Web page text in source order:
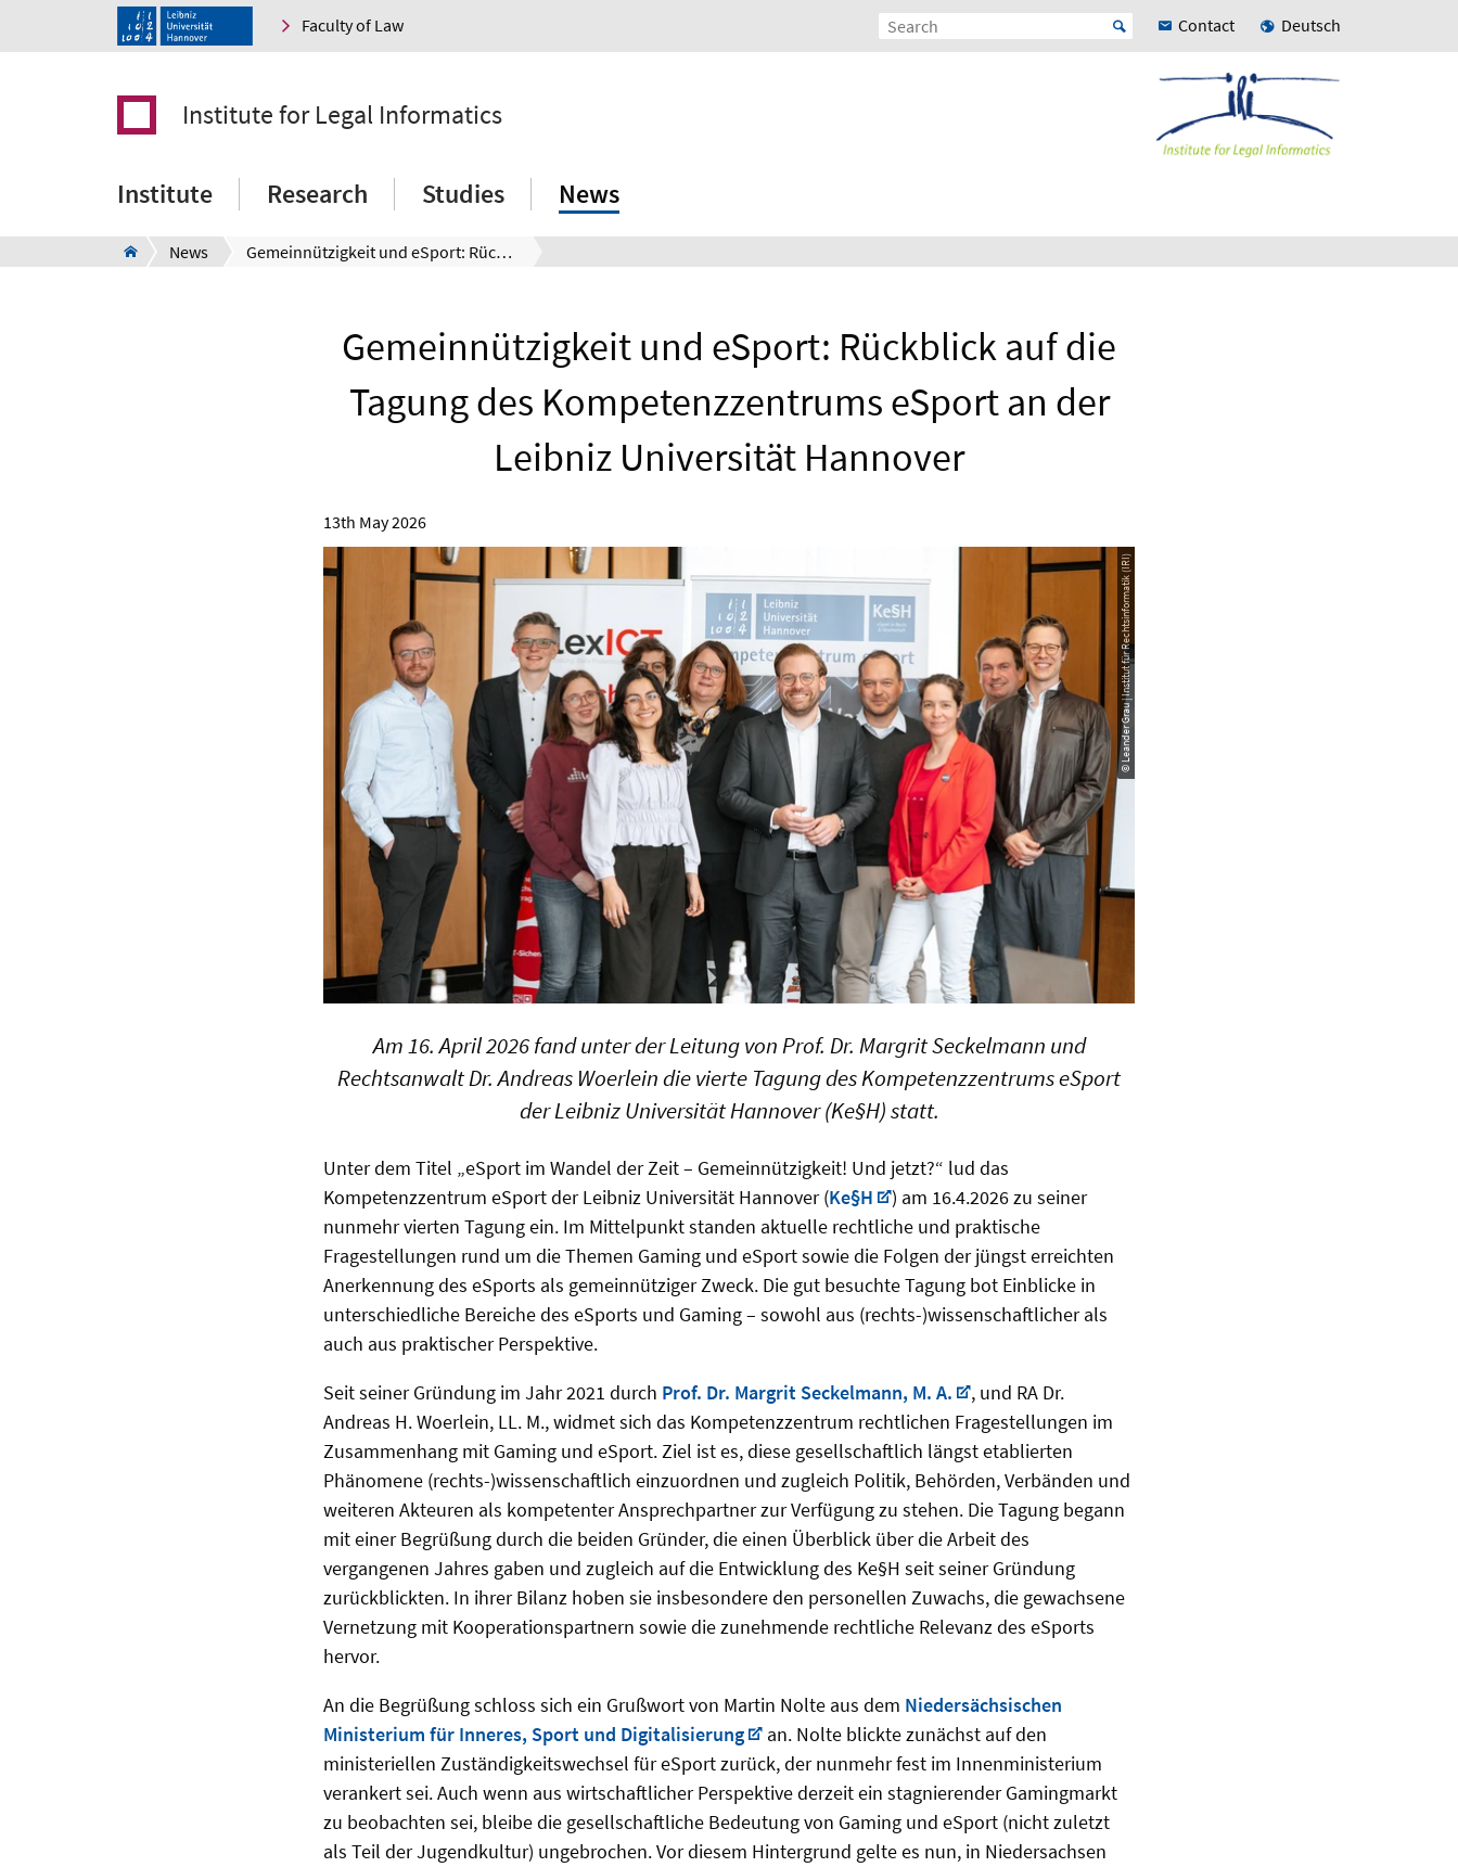
Faculty of Law Contact Deutsch
Institute for Legal Informatics
Institute Research Studies News
News Gemeinnützigkeit und eSport: Rückblick auf die Tagung des Kompetenzzentrums eSport an der Leibniz Universität Hannover
Gemeinnützigkeit und eSport: Rückblick auf die
Tagung des Kompetenzzentrums eSport an der
Leibniz Universität Hannover
13th May 2026
© Leander Grau | Institut für Rechtsinformatik (IRI)
Am 16. April 2026 fand unter der Leitung von Prof. Dr. Margrit Seckelmann und
Rechtsanwalt Dr. Andreas Woerlein die vierte Tagung des Kompetenzzentrums eSport
der Leibniz Universität Hannover (Ke§H) statt.
Unter dem Titel „eSport im Wandel der Zeit – Gemeinnützigkeit! Und jetzt?“ lud das
Kompetenzzentrum eSport der Leibniz Universität Hannover (Ke§H
) am 16.4.2026 zu seiner
nunmehr vierten Tagung ein. Im Mittelpunkt standen aktuelle rechtliche und praktische
Fragestellungen rund um die Themen Gaming und eSport sowie die Folgen der jüngst erreichten
Anerkennung des eSports als gemeinnütziger Zweck. Die gut besuchte Tagung bot Einblicke in
unterschiedliche Bereiche des eSports und Gaming – sowohl aus (rechts-)wissenschaftlicher als
auch aus praktischer Perspektive.
Seit seiner Gründung im Jahr 2021 durch Prof. Dr. Margrit Seckelmann, M. A.
, und RA Dr.
Andreas H. Woerlein, LL. M., widmet sich das Kompetenzzentrum rechtlichen Fragestellungen im
Zusammenhang mit Gaming und eSport. Ziel ist es, diese gesellschaftlich längst etablierten
Phänomene (rechts-)wissenschaftlich einzuordnen und zugleich Politik, Behörden, Verbänden und
weiteren Akteuren als kompetenter Ansprechpartner zur Verfügung zu stehen. Die Tagung begann
mit einer Begrüßung durch die beiden Gründer, die einen Überblick über die Arbeit des
vergangenen Jahres gaben und zugleich auf die Entwicklung des Ke§H seit seiner Gründung
zurückblickten. In ihrer Bilanz hoben sie insbesondere den personellen Zuwachs, die gewachsene
Vernetzung mit Kooperationspartnern sowie die zunehmende rechtliche Relevanz des eSports
hervor.
An die Begrüßung schloss sich ein Grußwort von Martin Nolte aus dem Niedersächsischen
Ministerium für Inneres, Sport und Digitalisierung
an. Nolte blickte zunächst auf den
ministeriellen Zuständigkeitswechsel für eSport zurück, der nunmehr fest im Innenministerium
verankert sei. Auch wenn aus wirtschaftlicher Perspektive derzeit ein stagnierender Gamingmarkt
zu beobachten sei, bleibe die gesellschaftliche Bedeutung von Gaming und eSport (nicht zuletzt
als Teil der Jugendkultur) ungebrochen. Vor diesem Hintergrund gelte es nun, in Niedersachsen